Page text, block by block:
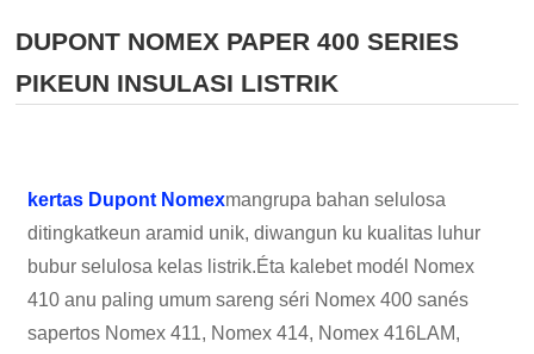
DUPONT NOMEX PAPER 400 SERIES
PIKEUN INSULASI LISTRIK
kertas Dupont Nomexmangrupa bahan selulosa
ditingkatkeun aramid unik, diwangun ku kualitas luhur
bubur selulosa kelas listrik.Éta kalebet modél Nomex
410 anu paling umum sareng séri Nomex 400 sanés
sapertos Nomex 411, Nomex 414, Nomex 416LAM,